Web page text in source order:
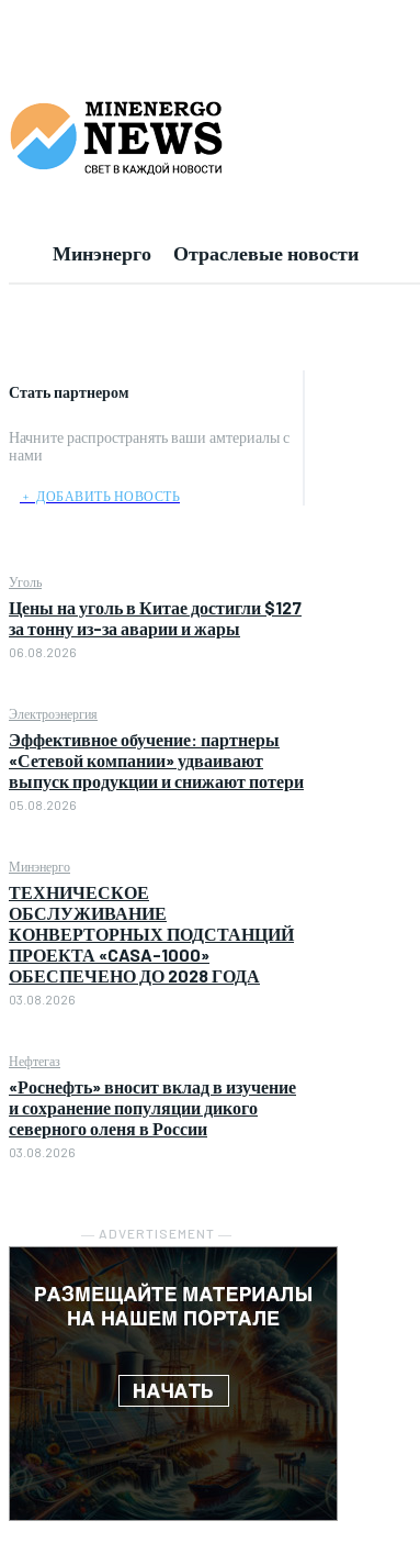
Минэнерго Отраслевые новости
Стать партнером
Начните распространять ваши амтериалы с
нами
﹢ ДОБАВИТЬ НОВОСТЬ
Уголь
Цены на уголь в Китае достигли $127
за тонну из-за аварии и жары
06.08.2026
Электроэнергия
Эффективное обучение: партнеры
«Сетевой компании» удваивают
выпуск продукции и снижают потери
05.08.2026
Минэнерго
ТЕХНИЧЕСКОЕ
ОБСЛУЖИВАНИЕ
КОНВЕРТОРНЫХ ПОДСТАНЦИЙ
ПРОЕКТА «CASA-1000»
ОБЕСПЕЧЕНО ДО 2028 ГОДА
03.08.2026
Нефтегаз
«Роснефть» вносит вклад в изучение
и сохранение популяции дикого
северного оленя в России
03.08.2026
― ADVERTISEMENT ―